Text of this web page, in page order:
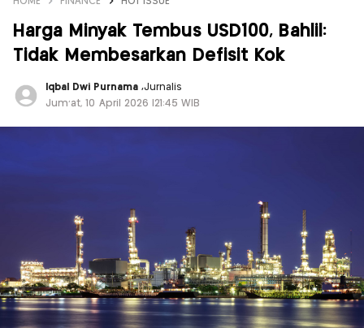
Harga Minyak Tembus USD100, Bahlil:
Tidak Membesarkan Defisit Kok
Iqbal Dwi Purnama ,Jurnalis
Jum'at, 10 April 2026 |21:45 WIB